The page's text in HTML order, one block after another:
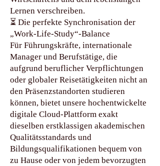
Lernen verschreiben.
⏳ Die perfekte Synchronisation der
„Work-Life-Study“-Balance
Für Führungskräfte, internationale
Manager und Berufstätige, die
aufgrund beruflicher Verpflichtungen
oder globaler Reisetätigkeiten nicht an
den Präsenzstandorten studieren
können, bietet unsere hochentwickelte
digitale Cloud-Plattform exakt
dieselben erstklassigen akademischen
Qualitätsstandards und
Bildungsqualifikationen bequem von
zu Hause oder von jedem bevorzugten